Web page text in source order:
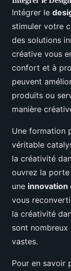
Intégrer le
stimuler votre
des solutions
créative vous
confort et à
peuvent
produits ou
manière
Une formation
véritable
la créativité
ouvrez la
une innovation
vous
la créativité
sont nombreux
vastes.
Pour en savoir